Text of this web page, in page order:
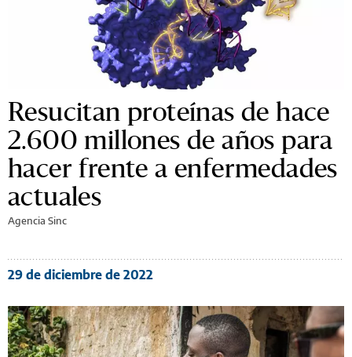
Resucitan proteínas de hace
2.600 millones de años para
hacer frente a enfermedades
actuales
Agencia Sinc
29 de diciembre de 2022